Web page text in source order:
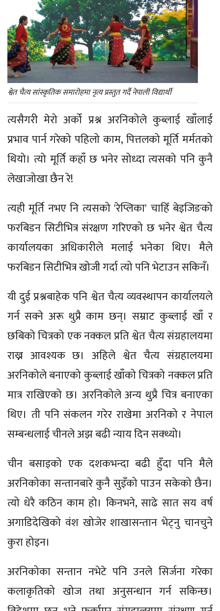
श्वेत चैत्य सांस्कृतिक समारोहमा नृत्य प्रस्तुत गर्दै नेपाली विद्यार्थी
त्यसैगरी मेरो अर्को प्रश्न अरनिकोले कुब्लाई खाँलाई
प्रभाव पार्न गरेको पहिलो काम, पित्तलको मूर्ति मर्मतको
थियो। त्यो मूर्ति कहाँ छ भनेर सोध्दा त्यसको पनि कुनै
लेखाजोखा छैन रे!
त्यही मूर्ति नभए नि त्यसको 'रेप्लिका' चाहिँ बेइजिङको
फरबिडन सिटीभित्र संरक्षण गरिएको छ भनेर श्वेत चैत्य
कार्यालयका अधिकारीले मलाई भनेका थिए। मैले
फरबिडन सिटीभित्र खोजी गर्दा त्यो पनि भेटाउन सकिनँ।
यी दुई प्रश्नबाहेक पनि श्वेत चैत्य व्यवस्थापन कार्यालयले
गर्न सक्ने अरू थुप्रै काम छन्। सम्राट कुब्लाई खाँ र
छबिको चित्रको एक नक्कल प्रति श्वेत चैत्य संग्रहालयमा
राख्न आवश्यक छ। अहिले श्वेत चैत्य संग्रहालयमा
अरनिकोले बनाएको कुब्लाई खाँको चित्रको नक्कल प्रति
मात्र राखिएको छ। अरनिकोले अन्य थुप्रै चित्र बनाएका
थिए। ती पनि संकलन गरेर राखेमा अरनिको र नेपाल
सम्बन्धलाई चीनले अझ बढी न्याय दिन सक्थ्यो।
चीन बसाइको एक दशकभन्दा बढी हुँदा पनि मैले
अरनिकोका सन्तानबारे कुनै सुइँको पाउन सकेको छैन।
त्यो धेरै कठिन काम हो। किनभने, साढे सात सय वर्ष
अगाडिदेखिको वंश खोजेर शाखासन्तान भेट्नु चानचुने
कुरा होइन।
अरनिकोका सन्तान नभेटे पनि उनले सिर्जना गरेका
कलाकृतिको खोज तथा अनुसन्धान गर्न सकिन्छ।